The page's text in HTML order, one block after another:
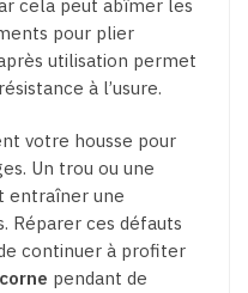
cela peut abîmer les
pour plier
utilisation permet
à l’usure.
votre housse pour
Un trou ou une
entraîner une
Réparer ces défauts
continuer à profiter
pendant de